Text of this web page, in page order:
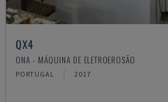
QX4
ONA - MÁQUINA DE ELETROEROSÃO
PORTUGAL 2017